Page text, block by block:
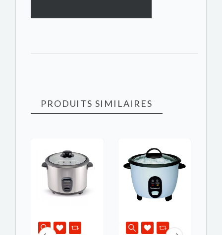
PRODUITS SIMILAIRES